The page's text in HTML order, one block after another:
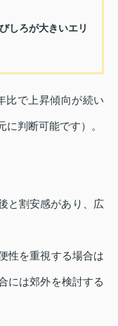
しろが大きいエリ
比で上昇傾向が続い
判断可能です）。
と割安感があり、広
性を重視する場合は
には郊外を検討する